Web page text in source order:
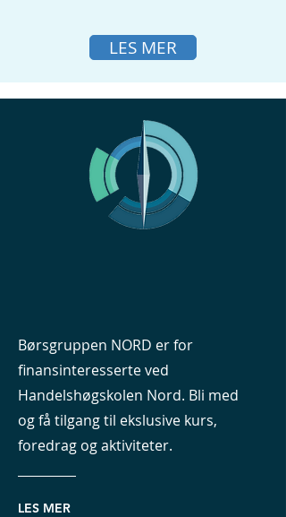
LES MER
Børsgruppen NORD er for
finansinteresserte ved
Handelshøgskolen Nord. Bli med
og få tilgang til ekslusive kurs,
foredrag og aktiviteter.
LES MER